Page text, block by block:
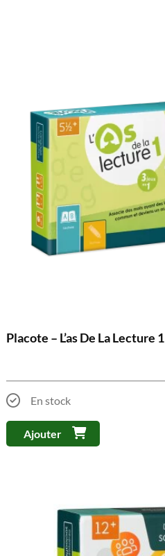
Placote – L’as De La Lecture 1
En stock
Ajouter